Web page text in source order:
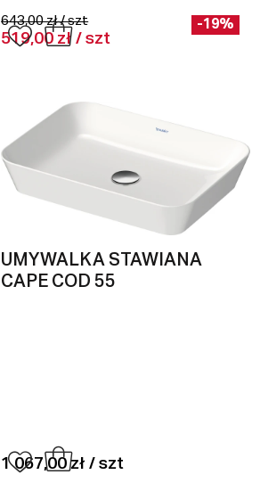
643,00 zł / szt
519,00 zł / szt
-19%
UMYWALKA STAWIANA
CAPE COD 55
1 067,00 zł / szt